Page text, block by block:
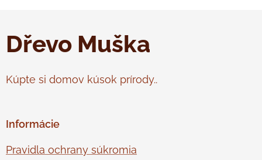
Dřevo Muška
Kúpte si domov kúsok prírody..
Informácie
Pravidla ochrany súkromia